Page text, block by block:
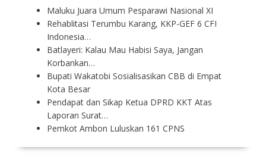
Maluku Juara Umum Pesparawi Nasional XI
Rehablitasi Terumbu Karang, KKP-GEF 6 CFI
Indonesia…
Batlayeri: Kalau Mau Habisi Saya, Jangan
Korbankan…
Bupati Wakatobi Sosialisasikan CBB di Empat
Kota Besar
Pendapat dan Sikap Ketua DPRD KKT Atas
Laporan Surat…
Pemkot Ambon Luluskan 161 CPNS